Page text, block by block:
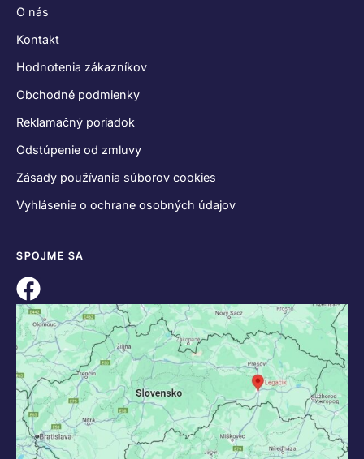
O nás
Kontakt
Hodnotenia zákazníkov
Obchodné podmienky
Reklamačný poriadok
Odstúpenie od zmluvy
Zásady používania súborov cookies
Vyhlásenie o ochrane osobných údajov
SPOJME SA